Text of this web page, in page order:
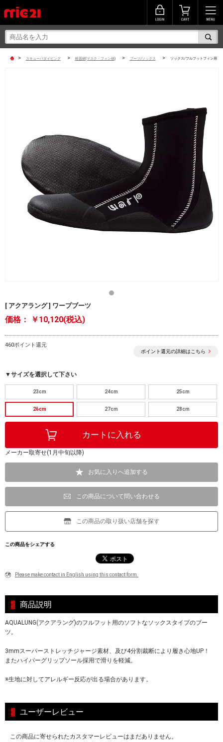
> スキューバダイビング > 軽器材(マスク・フィン他) > ブーツ/ソックス > ソックス/フルフットフィン用
[ アクアラング ] ワープブーツ
価格： ￥10,120(税込)
460ポイント還元
ポイント還元の詳細はこちら
▼サイズを選択して下さい
23cm 24cm 25cm
26cm 27cm 28cm
メーカー取寄せ(1月中旬以降)
お気に入りへ追加する
この商品について問い合わせる
この商品の取り扱い店舗を探す
この商品をシェアする
Please make contact in English using this contact form.
商品説明
AQUALUNG(アクアラング)のフルフット用のソフトなソックスタイプのブー
ツ。
3mmスーパーストレッチジャージ素材、及び4分割裁断により履き心地UP！
またハイパーグリップソール採用で滑りを軽減。
※生地に対してアレルギー反応が出る場合があります。
ユーザーレビュー
この商品に寄せられたカスタマーレビューはまだありません。